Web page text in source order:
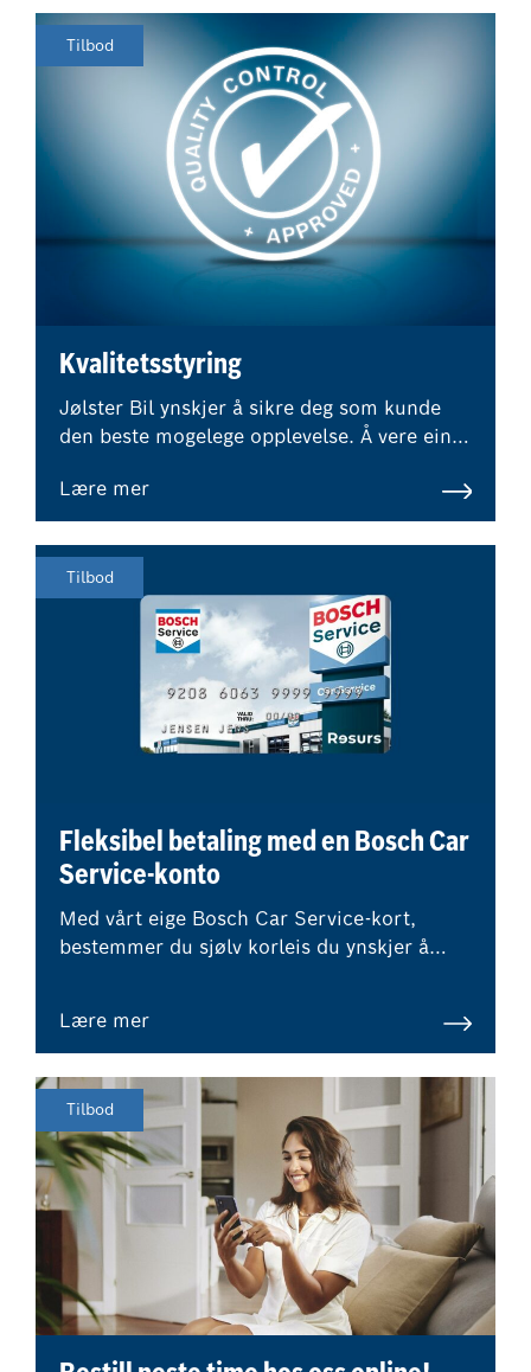
Tilbod
Kvalitetsstyring
Jølster Bil ynskjer å sikre deg som kunde
den beste mogelege opplevelse. Å vere ein
ekspertar overvaker våre
kvalitetsstandardar og prosedyrer.
Lære mer
Tilbod
Fleksibel betaling med en Bosch Car
Service-konto
Med vårt eige Bosch Car Service-kort,
bestemmer du sjølv korleis du ynskjer å
Lære mer
Tilbod